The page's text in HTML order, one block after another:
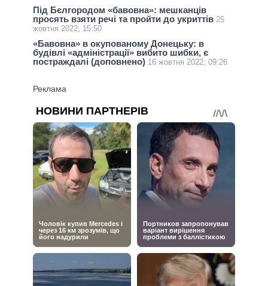
Під Бєлгородом «бавовна»: мешканців
просять взяти речі та пройти до укриттів 25
жовтня 2022, 15:50
«Бавовна» в окупованому Донецьку: в
будівлі «адміністрації» вибито шибки, є
постраждалі (доповнено) 16 жовтня 2022, 09:26